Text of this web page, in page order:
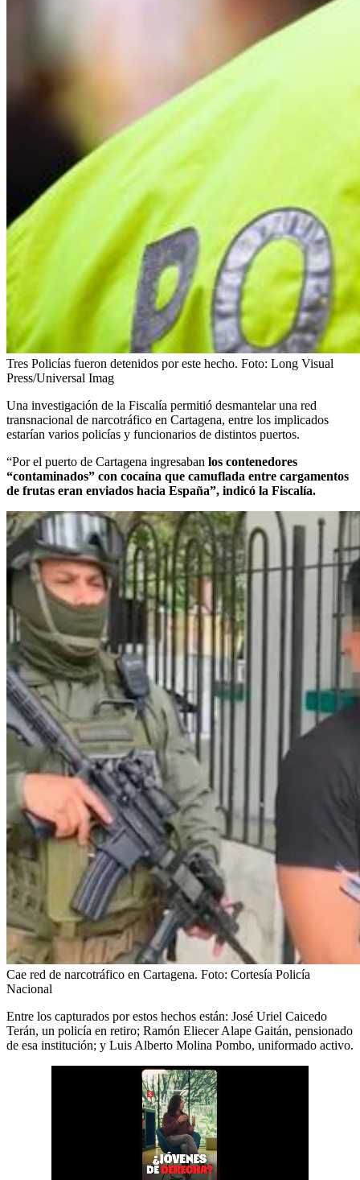
Tres Policías fueron detenidos por este hecho. Foto: Long Visual
Press/Universal Imag
Una investigación de la Fiscalía permitió desmantelar una red
transnacional de narcotráfico en Cartagena, entre los implicados
estarían varios policías y funcionarios de distintos puertos.
“Por el puerto de Cartagena ingresaban los contenedores
“contaminados” con cocaína que camuflada entre cargamentos
de frutas eran enviados hacia España”, indicó la Fiscalía.
Cae red de narcotráfico en Cartagena. Foto: Cortesía Policía
Nacional
Entre los capturados por estos hechos están: José Uriel Caicedo
Terán, un policía en retiro; Ramón Eliecer Alape Gaitán, pensionado
de esa institución; y Luis Alberto Molina Pombo, uniformado activo.